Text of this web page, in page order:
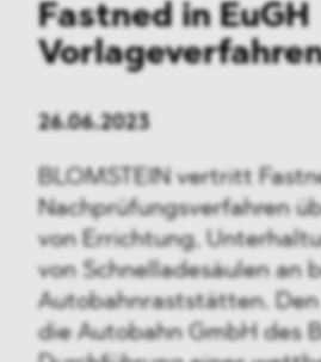
Fastned in EuGH
26.06.2023
BLOMSTEIN vertritt
Nachprüfungsverfahren
von Errichtung,
von Schnelladesäulen an
Autobahnraststätten.
die Autobahn GmbH des